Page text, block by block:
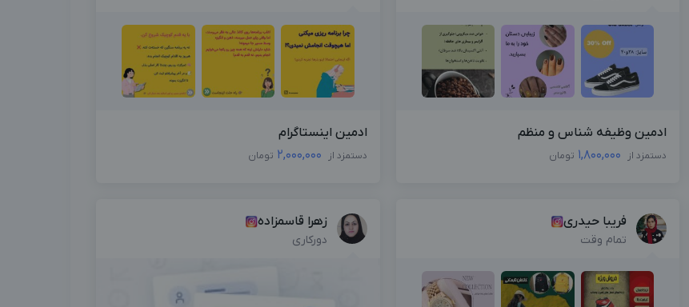
ادمین وظیفه شناس و منظم
دستمزد از 1,800,000 تومان
ادمین اینستاگرام
دستمزد از 2,000,000 تومان
فریبا حیدری
تمام وقت
زهرا قاسمزاده
دورکاری